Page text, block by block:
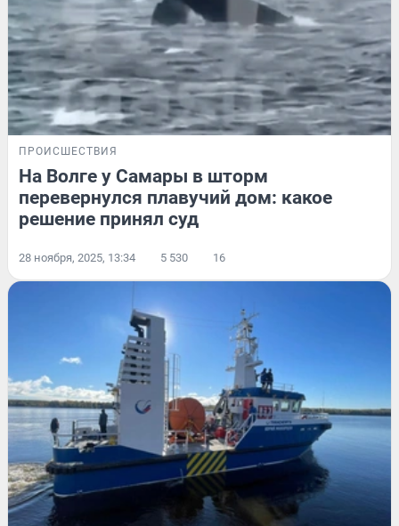
ПРОИСШЕСТВИЯ
На Волге у Самары в шторм
перевернулся плавучий дом: какое
решение принял суд
28 ноября, 2025, 13:34 5 530 16